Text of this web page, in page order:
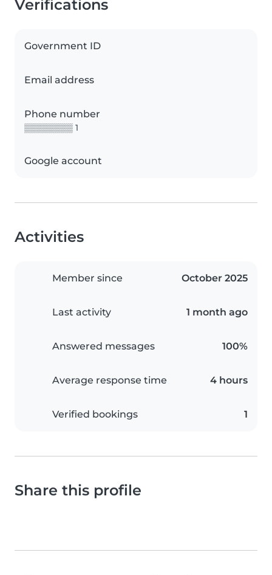
Verifications
Government ID
Email address
Phone number
▒▒▒▒▒▒▒▒ 1
Google account
Activities
Member since October 2025
Last activity 1 month ago
Answered messages 100%
Average response time 4 hours
Verified bookings 1
Share this profile